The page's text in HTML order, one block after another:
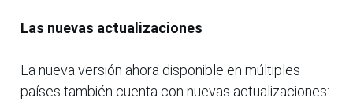
Las nuevas actualizaciones
La nueva versión ahora disponible en múltiples
países también cuenta con nuevas actualizaciones: